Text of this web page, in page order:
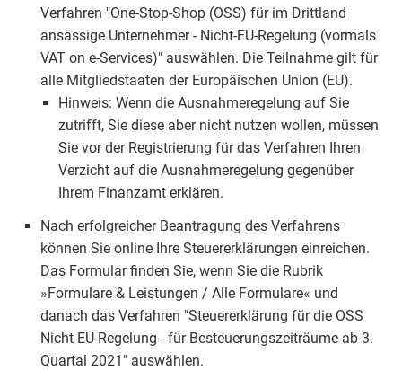
Verfahren "One-Stop-Shop (OSS) für im Drittland
ansässige Unternehmer - Nicht-EU-Regelung (vormals
VAT on e-Services)" auswählen. Die Teilnahme gilt für
alle Mitgliedstaaten der Europäischen Union (EU).
Hinweis: Wenn die Ausnahmeregelung auf Sie
zutrifft, Sie diese aber nicht nutzen wollen, müssen
Sie vor der Registrierung für das Verfahren Ihren
Verzicht auf die Ausnahmeregelung gegenüber
Ihrem Finanzamt erklären.
Nach erfolgreicher Beantragung des Verfahrens
können Sie online Ihre Steuererklärungen einreichen.
Das Formular finden Sie, wenn Sie die Rubrik
»Formulare & Leistungen / Alle Formulare« und
danach das Verfahren "Steuererklärung für die OSS
Nicht-EU-Regelung - für Besteuerungszeiträume ab 3.
Quartal 2021" auswählen.